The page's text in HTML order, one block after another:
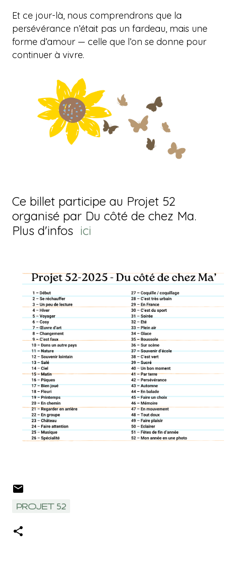
Et ce jour-là, nous comprendrons que la
persévérance n’était pas un fardeau, mais une
forme d’amour — celle que l’on se donne pour
continuer à vivre.
Ce billet participe au Projet 52
organisé par Du côté de chez Ma.
Plus d'infos ici
PROJET 52